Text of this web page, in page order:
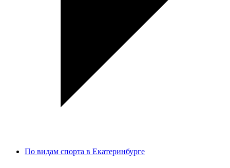
По видам спорта в Екатеринбурге